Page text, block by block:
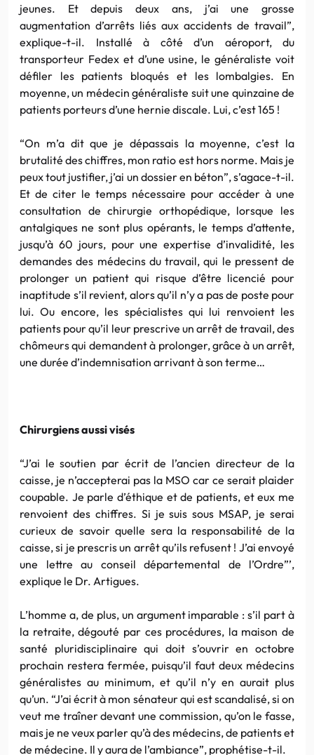
jeunes. Et depuis deux ans, j’ai une grosse
augmentation d’arrêts liés aux accidents de travail”,
explique-t-il. Installé à côté d’un aéroport, du
transporteur Fedex et d’une usine, le généraliste voit
défiler les patients bloqués et les lombalgies. En
moyenne, un médecin généraliste suit une quinzaine de
patients porteurs d’une hernie discale. Lui, c’est 165 !
“On m’a dit que je dépassais la moyenne, c’est la
brutalité des chiffres, mon ratio est hors norme. Mais je
peux tout justifier, j’ai un dossier en béton”, s’agace-t-il.
Et de citer le temps nécessaire pour accéder à une
consultation de chirurgie orthopédique, lorsque les
antalgiques ne sont plus opérants, le temps d’attente,
jusqu’à 60 jours, pour une expertise d’invalidité, les
demandes des médecins du travail, qui le pressent de
prolonger un patient qui risque d’être licencié pour
inaptitude s’il revient, alors qu’il n’y a pas de poste pour
lui. Ou encore, les spécialistes qui lui renvoient les
patients pour qu’il leur prescrive un arrêt de travail, des
chômeurs qui demandent à prolonger, grâce à un arrêt,
une durée d’indemnisation arrivant à son terme…
Chirurgiens aussi visés
“J’ai le soutien par écrit de l’ancien directeur de la
caisse, je n’accepterai pas la MSO car ce serait plaider
coupable. Je parle d’éthique et de patients, et eux me
renvoient des chiffres. Si je suis sous MSAP, je serai
curieux de savoir quelle sera la responsabilité de la
caisse, si je prescris un arrêt qu’ils refusent ! J’ai envoyé
une lettre au conseil départemental de l’Ordre”’,
explique le Dr. Artigues.
L’homme a, de plus, un argument imparable : s’il part à
la retraite, dégouté par ces procédures, la maison de
santé pluridisciplinaire qui doit s’ouvrir en octobre
prochain restera fermée, puisqu’il faut deux médecins
généralistes au minimum, et qu’il n’y en aurait plus
qu’un. “J’ai écrit à mon sénateur qui est scandalisé, si on
veut me traîner devant une commission, qu’on le fasse,
mais je ne veux parler qu’à des médecins, de patients et
de médecine. Il y aura de l’ambiance”, prophétise-t-il.